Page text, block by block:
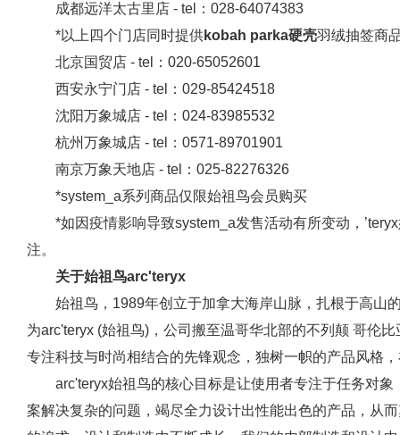
成都远洋太古里店 - tel：028-64074383
*以上四个门店同时提供kobah parka硬壳羽绒抽签商
北京国贸店 - tel：020-65052601
西安永宁门店 - tel：029-85424518
沈阳万象城店 - tel：024-83985532
杭州万象城店 - tel：0571-89701901
南京万象天地店 - tel：025-82276326
*system_a系列商品仅限始祖鸟会员购买
*如因疫情影响导致system_a发售活动有所变动，
注。
关于始祖鸟arc'teryx
始祖鸟，1989年创立于加拿大海岸山脉，扎根于高山
为arc'teryx (始祖鸟)，公司搬至温哥华北部的不列颠 哥伦
专注科技与时尚相结合的先锋观念，独树一帜的产品风格
arc'teryx始祖鸟的核心目标是让使用者专注于任务对
案解决复杂的问题，竭尽全力设计出性能出色的产品，从